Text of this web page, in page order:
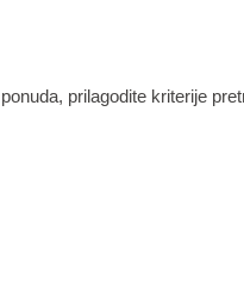
prilagodite kriterije